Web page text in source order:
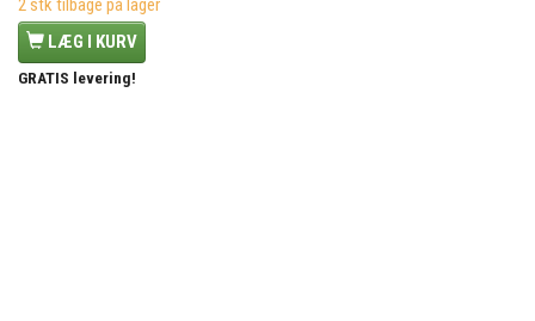
2 stk tilbage på lager
LÆG I KURV
GRATIS levering!